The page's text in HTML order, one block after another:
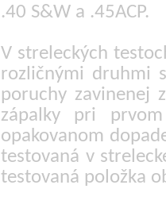
.40 S&W a .45ACP.
V streleckých
rozličnými druhmi
poruchy zavinenej
zápalky pri
opakovanom
testovaná v
testovaná položka